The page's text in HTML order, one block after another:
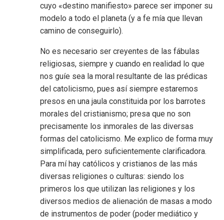
cuyo «destino manifiesto» parece ser imponer su
modelo a todo el planeta (y a fe mía que llevan
camino de conseguirlo).
No es necesario ser creyentes de las fábulas
religiosas, siempre y cuando en realidad lo que
nos guíe sea la moral resultante de las prédicas
del catolicismo, pues así siempre estaremos
presos en una jaula constituida por los barrotes
morales del cristianismo; presa que no son
precisamente los inmorales de las diversas
formas del catolicismo. Me explico de forma muy
simplificada, pero suficientemente clarificadora.
Para mí hay católicos y cristianos de las más
diversas religiones o culturas: siendo los
primeros los que utilizan las religiones y los
diversos medios de alienación de masas a modo
de instrumentos de poder (poder mediático y